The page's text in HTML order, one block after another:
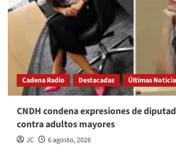
Cadena Radio Destacadas Últimas
CNDH condena expresiones de
contra adultos mayores
JC 6 agosto, 2026